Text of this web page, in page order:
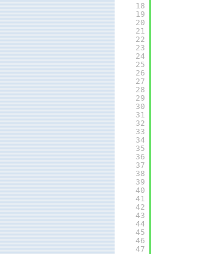
18
19
20
21
22
23
24
25
26
27
28
29
30
31
32
33
34
35
36
37
38
39
40
41
42
43
44
45
46
47